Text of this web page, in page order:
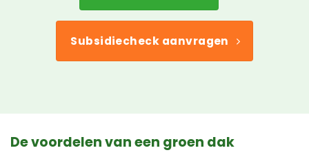
Subsidiecheck aanvragen
De voordelen van een groen dak